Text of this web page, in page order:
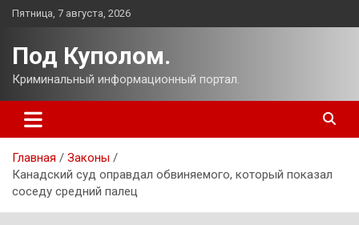
Перейти
Пятница, 7 августа, 2026
Под Куполом.
Криминальный информационный портал.
Главная
Законы
Канадский суд оправдал обвиняемого, который показал
соседу средний палец